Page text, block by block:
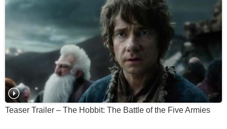
Teaser Trailer – The Hobbit: The Battle of the Five Armies